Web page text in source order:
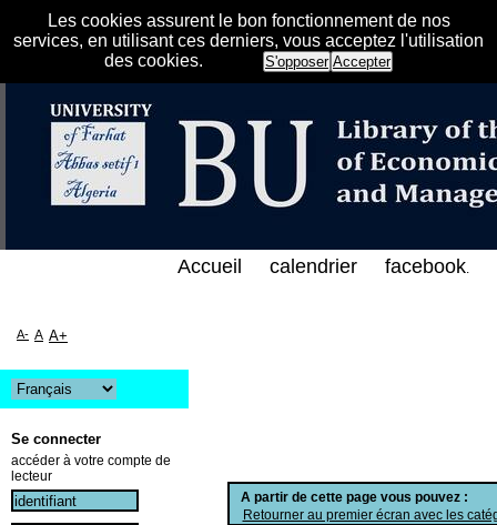
Les cookies assurent le bon fonctionnement de nos
services, en utilisant ces derniers, vous acceptez l'utilisation
des cookies.
S'opposer Accepter
الفهرس الإلكتروني على الخط المباشر لمكتبة كلية
A partir de cette page vous pouvez :
Retourner au premier écran avec les
Accueil calendrier facebook.
A- A A+
Se connecter
accéder à votre compte de
lecteur